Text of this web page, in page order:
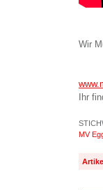
Wir
Ihr
MV